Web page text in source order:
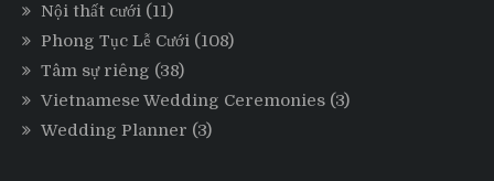
Nội thất cưới (11)
Phong Tục Lễ Cưới (108)
Tâm sự riêng (38)
Vietnamese Wedding Ceremonies (3)
Wedding Planner (3)